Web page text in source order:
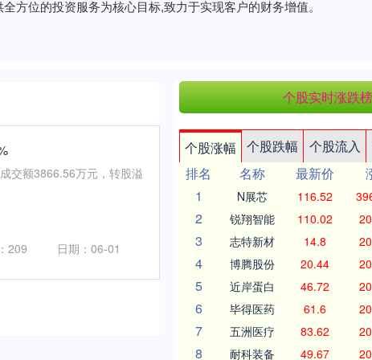
方位的投资服务为核心目标,致力于实现客户的财务增值。
交额3866.56万元，转股溢
209 日期：06-01
个股实时涨跌榜
个股涨幅 个股跌幅 个股流入
排名
名称 最新价
1
N展芯 116.52
2 锐翔智能 110.02
3 志特新材 14.8
4 博腾股份 20.44
5 近岸蛋白 46.72
6 毕得医药 61.6
7 五洲医疗 83.62
8 耐科装备 49.67